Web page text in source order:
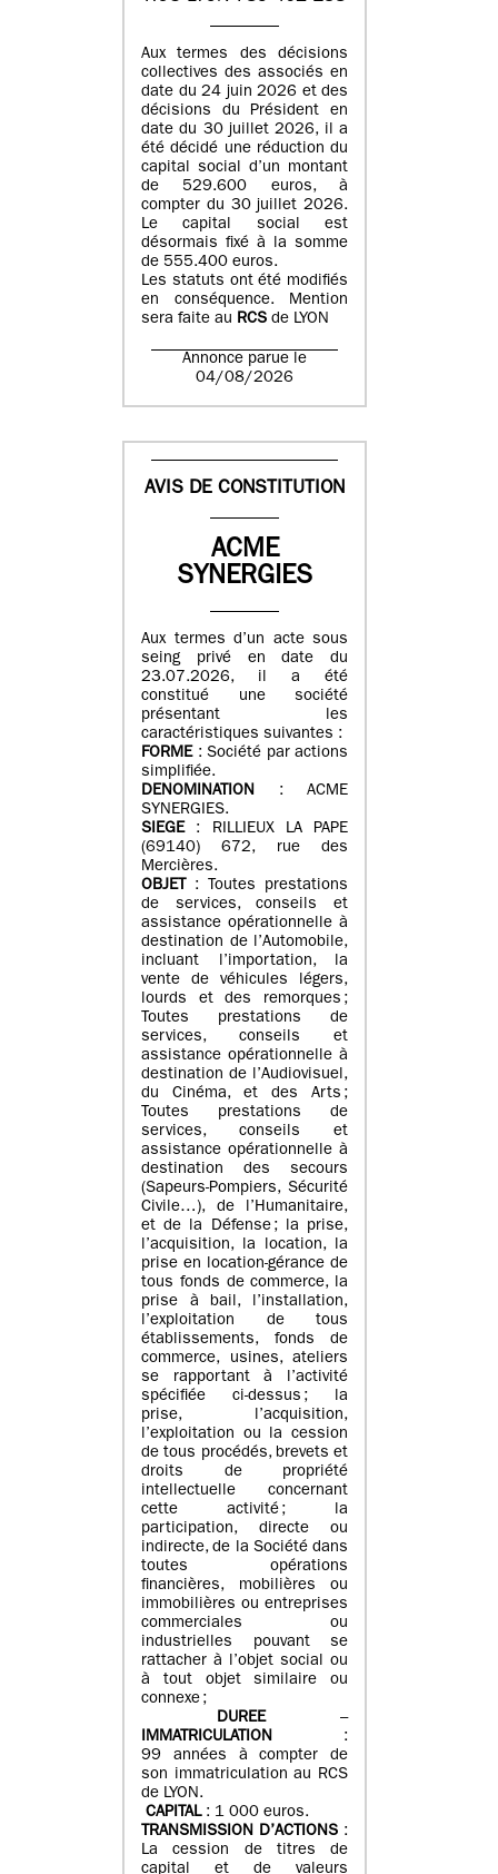
Aux termes des décisions
collectives des associés en
date du 24 juin 2026 et des
décisions du Président en
date du 30 juillet 2026, il a
été décidé une réduction du
capital social d’un montant
de 529.600 euros, à
compter du 30 juillet 2026.
Le capital social est
désormais fixé à la somme
de 555.400 euros.
Les statuts ont été modifiés
en conséquence. Mention
sera faite au RCS de LYON
Annonce parue le
04/08/2026
AVIS DE CONSTITUTION
ACME
SYNERGIES
Aux termes d’un acte sous
seing privé en date du
23.07.2026, il a été
constitué une société
présentant les
caractéristiques suivantes :
FORME: Société par actions
simplifiée.
DENOMINATION : ACME
SYNERGIES.
SIEGE: RILLIEUX LA PAPE
(69140) 672, rue des
Mercières.
OBJET
: Toutes prestations
de services, conseils et
assistance opérationnelle à
destination de l’Automobile,
incluant l’importation, la
vente de véhicules légers,
lourds et des remorques ;
Toutes prestations de
services, conseils et
assistance opérationnelle à
destination de l’Audiovisuel,
du Cinéma, et des Arts ;
Toutes prestations de
services, conseils et
assistance opérationnelle à
destination des secours
(Sapeurs-Pompiers, Sécurité
Civile…), de l’Humanitaire,
et de la Défense ; la prise,
l’acquisition, la location, la
prise en location-gérance de
tous fonds de commerce, la
prise à bail, l’installation,
l’exploitation de tous
établissements, fonds de
commerce, usines, ateliers
se rapportant à l’activité
spécifiée ci-dessus ; la
prise, l’acquisition,
l’exploitation ou la cession
de tous procédés, brevets et
droits de propriété
intellectuelle concernant
cette activité ; la
participation, directe ou
indirecte, de la Société dans
toutes opérations
financières, mobilières ou
immobilières ou entreprises
commerciales ou
industrielles pouvant se
rattacher à l’objet social ou
à tout objet similaire ou
connexe ;
DUREE–
IMMATRICULATION :
99 années à compter de
son immatriculation au RCS
de LYON.
CAPITAL: 1 000 euros.
TRANSMISSION D’ACTIONS :
La cession de titres de
capital et de valeurs